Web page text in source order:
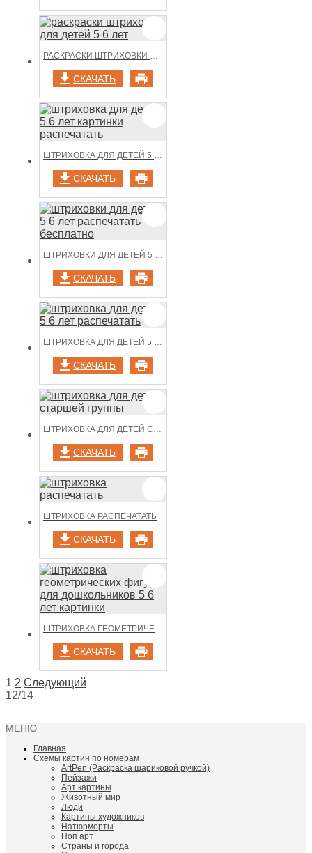
РАСКРАСКИ ШТРИХОВКИ ДЛЯ ДЕТЕЙ 5 6 ЛЕТ
СКАЧАТЬ
ШТРИХОВКА ДЛЯ ДЕТЕЙ 5 6 ЛЕТ КАРТИНКИ РАСПЕЧАТАТЬ
СКАЧАТЬ
ШТРИХОВКИ ДЛЯ ДЕТЕЙ 5 6 ЛЕТ РАСПЕЧАТАТЬ БЕСПЛАТНО
СКАЧАТЬ
ШТРИХОВКА ДЛЯ ДЕТЕЙ 5 6 ЛЕТ РАСПЕЧАТАТЬ
СКАЧАТЬ
ШТРИХОВКА ДЛЯ ДЕТЕЙ СТАРШЕЙ ГРУППЫ
СКАЧАТЬ
ШТРИХОВКА РАСПЕЧАТАТЬ
СКАЧАТЬ
ШТРИХОВКА ГЕОМЕТРИЧЕСКИХ ФИГУР ДЛЯ ДОШКОЛЬНИКОВ 5 6 ЛЕТ КАРТИНКИ
СКАЧАТЬ
НАВИГАЦИЯ
ПО
ЗАПИСЯМ
1 2 Следующий
12/14
МЕНЮ
Главная
Схемы картин по номерам
ArtPen (Раскраска шариковой ручкой)
Пейзажи
Арт картины
Животный мир
Люди
Картины художников
Натюрморты
Поп арт
Страны и города